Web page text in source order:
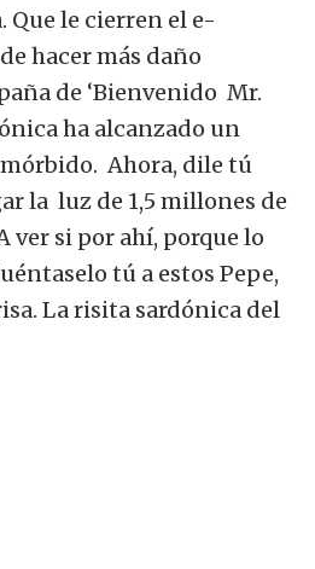
Que le cierren el e-
hacer más daño
de ‘Bienvenido Mr.
ha alcanzado un
Ahora, dile tú
la luz de 1,5 millones de
ver si por ahí, porque lo
tú a estos Pepe,
La risita sardónica del